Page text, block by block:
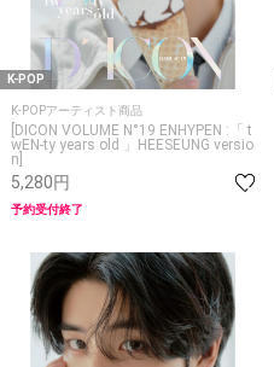
K-POP
K-POPアーティスト商品
[DICON VOLUME N°19 ENHYPEN :「 t
wEN-ty years old 」HEESEUNG versio
n]
5,280円
予約受付終了